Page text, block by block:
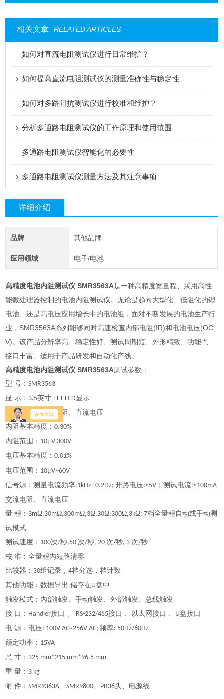
相关文章 RELATED ARTICLES
如何对直流电阻测试仪进行日常维护？
如何提高直流电阻测试仪的测量准确性与稳定性
如何对多路阻抗测试仪进行校准和维护？
分析多通路电阻测试仪的工作原理和使用范围
多通路电阻测试仪智能化的必要性
多通路电阻测试仪测量方法及其注意事项
详细介绍
品牌 其他品牌
应用领域 电子/电池
高精度电池内阻测试仪 SMR3563A是一种高精度宽量程、采用高性
能微处理器控制的电池内阻测试仪。无论是趋向大型化、低阻化的锂
电池、还是高电压应用增长中的电池组，面对不断发展的电池生产行
业，SMR3563A系列能够同时高速检查内部电阻(IR)和电池电压(OC
V)。该产品分辨率高、稳定性好、测试周期短、外形精致、功能 *、
接口丰富、适用于产品研发和自动化产线。
高精度电池内阻测试仪 SMR3563A测试参数：
型 号 ：SMR3563
显 示 ： 3.5英寸TFT-LCD显示
测试参数：交流电阻、直流电压
内阻基本精度：0.30%
内阻范围： 10μV-300V
电压基本精度：0.01%
电压范围： 10μV~60V
信号源：测量电流频率:1kHz±0.2Hz;开路电压:<5V ；测试电流:<100mA
交流电阻、直流电压
量 程： 3mΩ,30mΩ,300mΩ,3Ω,30Ω,300Ω,3kΩ; 7档全量程自动或手动测
试模式
测试速度： 100次/秒,50次/秒, 20次/秒, 3次/秒
校 准：全量程内短路清零
比较器： 30组记录，4档分选，档计数
其他功能：数据导出 ,储存在U盘中
触发模式：内部触发、手动触发、外部触发、总线触发
接 口： Handler接口 、 RS-232/485接口 、以太网接口 、 U盘接口
电 源：电压: 100V AC~256V AC;频率: 50Hz/60Hz
额定功率： 15VA
尺 寸： 325 mm*215 mm*96.5 mm
重 量： 3 kg
附 件：SMR9363A、SMR9800、 PB36头、电源线